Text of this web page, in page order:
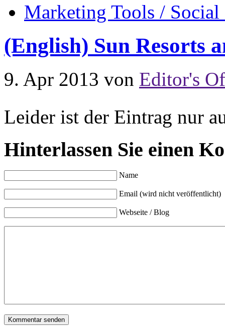
Marketing Tools /
(English) Sun Resorts
9. Apr 2013 von Editor's
Leider ist der Eintrag nur
Hinterlassen Sie einen
Name
Email (wird nicht veröffentlicht)
Webseite / Blog